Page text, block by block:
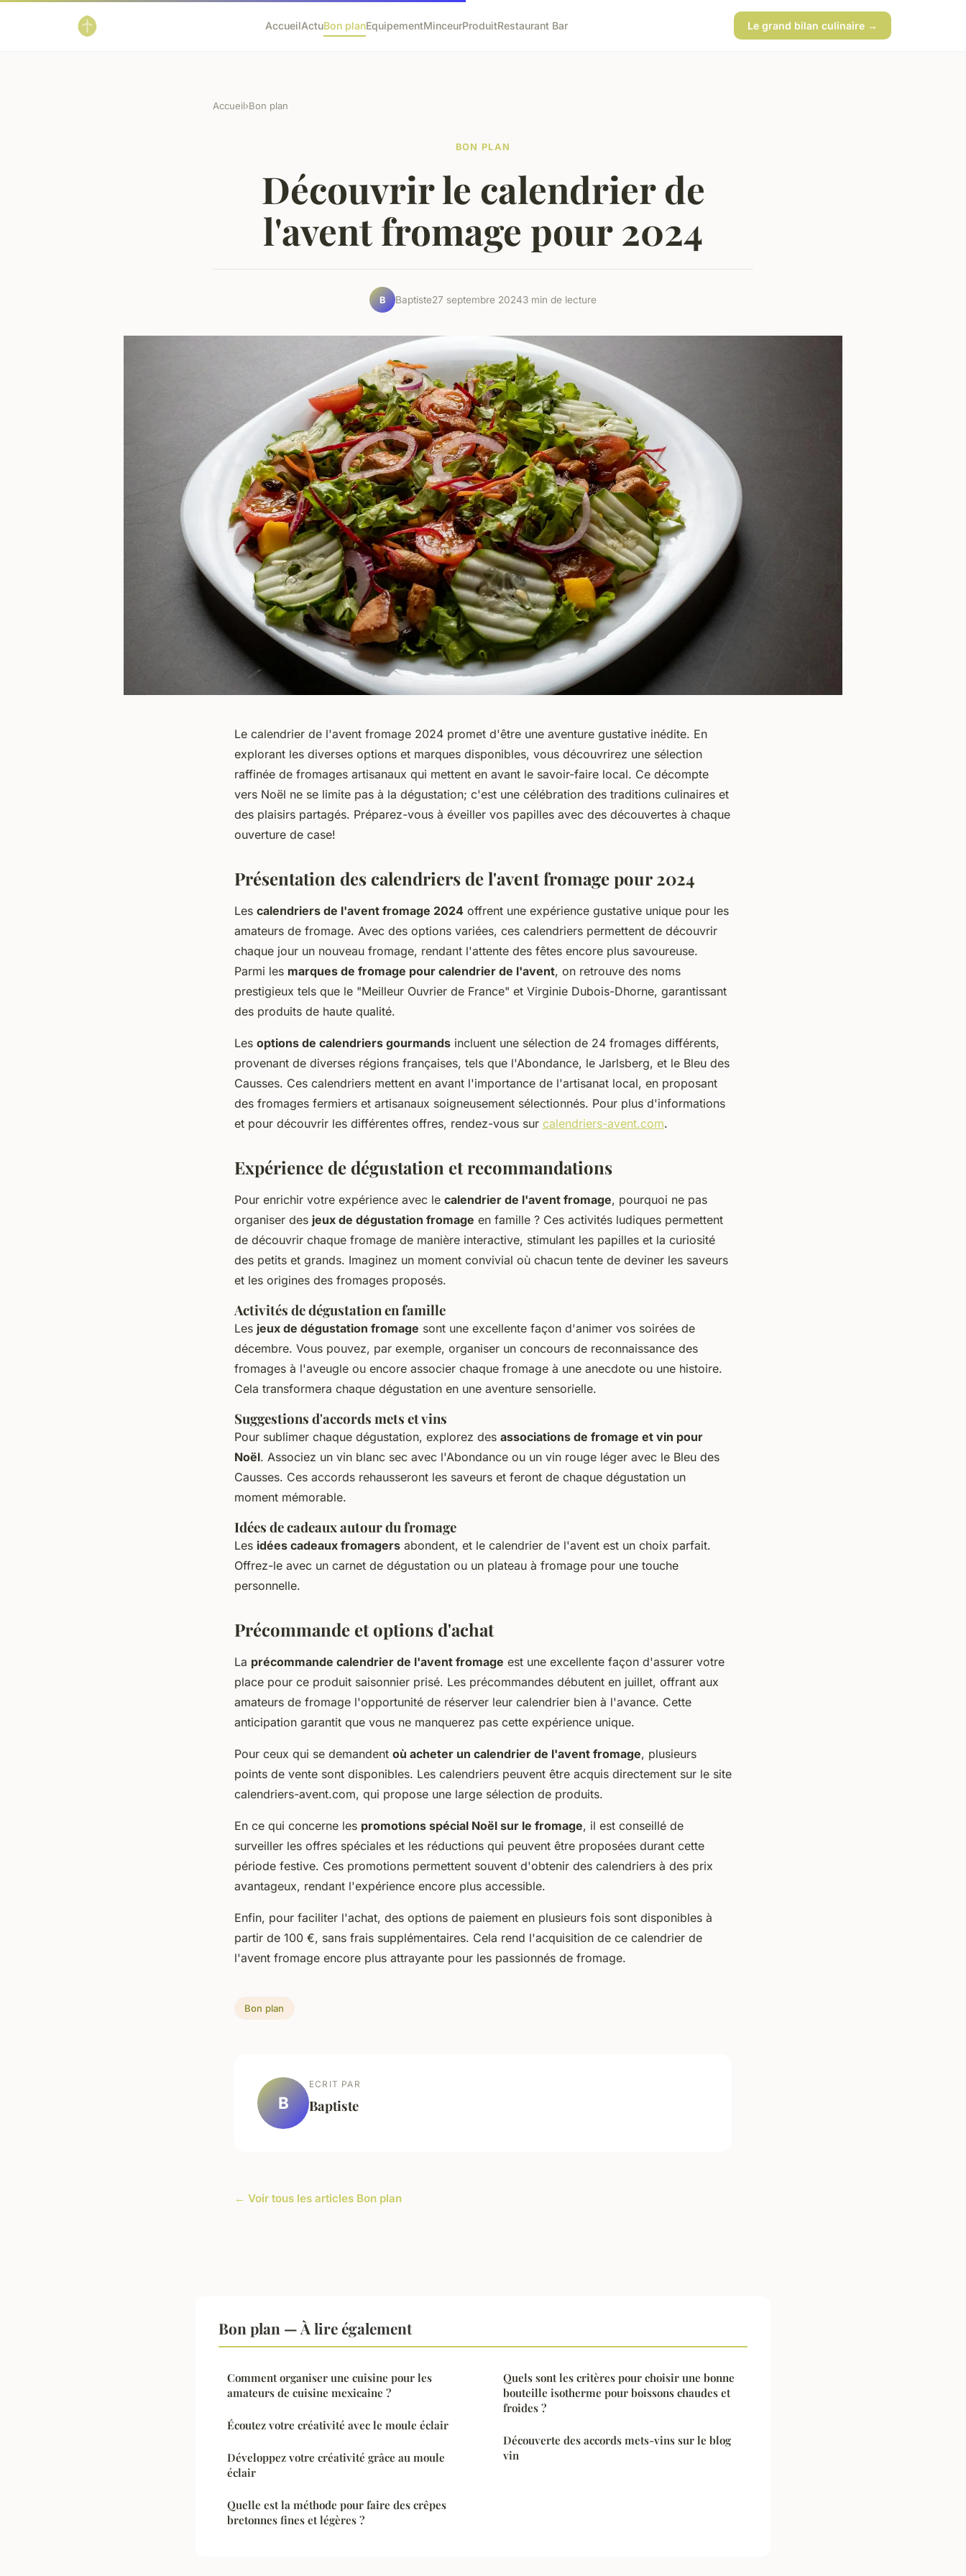
AccueilActuBon planEquipementMinceurProduitRestaurant Bar Le grand bilan culinaire →
Accueil›Bon plan
BON PLAN
Découvrir le calendrier de
l'avent fromage pour 2024
B Baptiste27 septembre 20243 min de lecture
Le calendrier de l'avent fromage 2024 promet d'être une aventure gustative inédite. En
explorant les diverses options et marques disponibles, vous découvrirez une sélection
raffinée de fromages artisanaux qui mettent en avant le savoir-faire local. Ce décompte
vers Noël ne se limite pas à la dégustation; c'est une célébration des traditions culinaires et
des plaisirs partagés. Préparez-vous à éveiller vos papilles avec des découvertes à chaque
ouverture de case!
Présentation des calendriers de l'avent fromage pour 2024
Les calendriers de l'avent fromage 2024 offrent une expérience gustative unique pour les
amateurs de fromage. Avec des options variées, ces calendriers permettent de découvrir
chaque jour un nouveau fromage, rendant l'attente des fêtes encore plus savoureuse.
Parmi les marques de fromage pour calendrier de l'avent, on retrouve des noms
prestigieux tels que le "Meilleur Ouvrier de France" et Virginie Dubois-Dhorne, garantissant
des produits de haute qualité.
Les options de calendriers gourmands incluent une sélection de 24 fromages différents,
provenant de diverses régions françaises, tels que l'Abondance, le Jarlsberg, et le Bleu des
Causses. Ces calendriers mettent en avant l'importance de l'artisanat local, en proposant
des fromages fermiers et artisanaux soigneusement sélectionnés. Pour plus d'informations
et pour découvrir les différentes offres, rendez-vous sur calendriers-avent.com.
Expérience de dégustation et recommandations
Pour enrichir votre expérience avec le calendrier de l'avent fromage, pourquoi ne pas
organiser des jeux de dégustation fromage en famille ? Ces activités ludiques permettent
de découvrir chaque fromage de manière interactive, stimulant les papilles et la curiosité
des petits et grands. Imaginez un moment convivial où chacun tente de deviner les saveurs
et les origines des fromages proposés.
Activités de dégustation en famille
Les jeux de dégustation fromage sont une excellente façon d'animer vos soirées de
décembre. Vous pouvez, par exemple, organiser un concours de reconnaissance des
fromages à l'aveugle ou encore associer chaque fromage à une anecdote ou une histoire.
Cela transformera chaque dégustation en une aventure sensorielle.
Suggestions d'accords mets et vins
Pour sublimer chaque dégustation, explorez des associations de fromage et vin pour
Noël. Associez un vin blanc sec avec l'Abondance ou un vin rouge léger avec le Bleu des
Causses. Ces accords rehausseront les saveurs et feront de chaque dégustation un
moment mémorable.
Idées de cadeaux autour du fromage
Les idées cadeaux fromagers abondent, et le calendrier de l'avent est un choix parfait.
Offrez-le avec un carnet de dégustation ou un plateau à fromage pour une touche
personnelle.
Précommande et options d'achat
La précommande calendrier de l'avent fromage est une excellente façon d'assurer votre
place pour ce produit saisonnier prisé. Les précommandes débutent en juillet, offrant aux
amateurs de fromage l'opportunité de réserver leur calendrier bien à l'avance. Cette
anticipation garantit que vous ne manquerez pas cette expérience unique.
Pour ceux qui se demandent où acheter un calendrier de l'avent fromage, plusieurs
points de vente sont disponibles. Les calendriers peuvent être acquis directement sur le site
calendriers-avent.com, qui propose une large sélection de produits.
En ce qui concerne les promotions spécial Noël sur le fromage, il est conseillé de
surveiller les offres spéciales et les réductions qui peuvent être proposées durant cette
période festive. Ces promotions permettent souvent d'obtenir des calendriers à des prix
avantageux, rendant l'expérience encore plus accessible.
Enfin, pour faciliter l'achat, des options de paiement en plusieurs fois sont disponibles à
partir de 100 €, sans frais supplémentaires. Cela rend l'acquisition de ce calendrier de
l'avent fromage encore plus attrayante pour les passionnés de fromage.
Bon plan
B
ECRIT PAR
Baptiste
← Voir tous les articles Bon plan
Bon plan — À lire également
Comment organiser une cuisine pour les
amateurs de cuisine mexicaine ?
Écoutez votre créativité avec le moule éclair
Développez votre créativité grâce au moule
éclair
Quelle est la méthode pour faire des crêpes
bretonnes fines et légères ?
Quels sont les critères pour choisir une bonne
bouteille isotherme pour boissons chaudes et
froides ?
Découverte des accords mets-vins sur le blog
vin